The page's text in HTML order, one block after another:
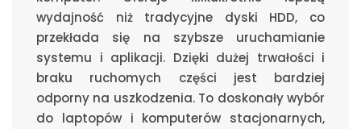
wydajność niż tradycyjne dyski HDD, co
przekłada się na szybsze uruchamianie
systemu i aplikacji. Dzięki dużej trwałości i
braku ruchomych części jest bardziej
odporny na uszkodzenia. To doskonały wybór
do laptopów i komputerów stacjonarnych,